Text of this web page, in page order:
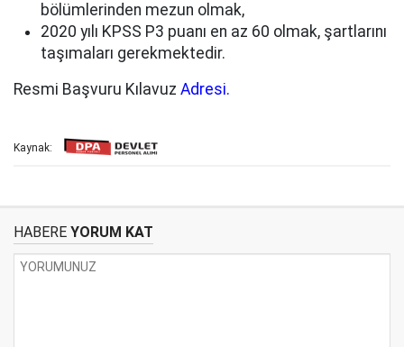
bölümlerinden mezun olmak,
2020 yılı KPSS P3 puanı en az 60 olmak, şartlarını
taşımaları gerekmektedir.
Resmi Başvuru Kılavuz Adresi.
Kaynak:
HABERE YORUM KAT